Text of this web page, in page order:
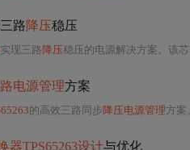
路降压稳压
实现三路降压稳压的电源解决方案。该芯片支持宽输入电压、高转换效率和小尺寸封装，适
电源管理方案
的高效三路同步降压电源管理方案
器TPS65263设计与优化